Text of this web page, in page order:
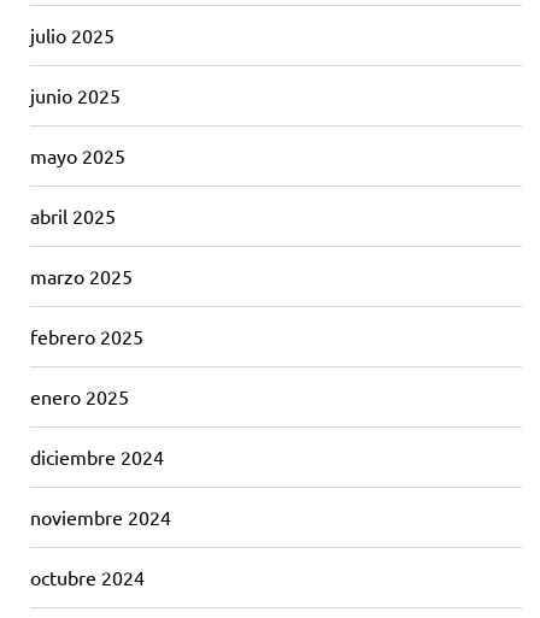
julio 2025
junio 2025
mayo 2025
abril 2025
marzo 2025
febrero 2025
enero 2025
diciembre 2024
noviembre 2024
octubre 2024